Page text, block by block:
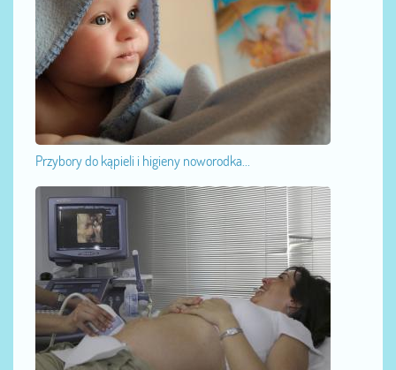
Przybory do kąpieli i higieny noworodka...